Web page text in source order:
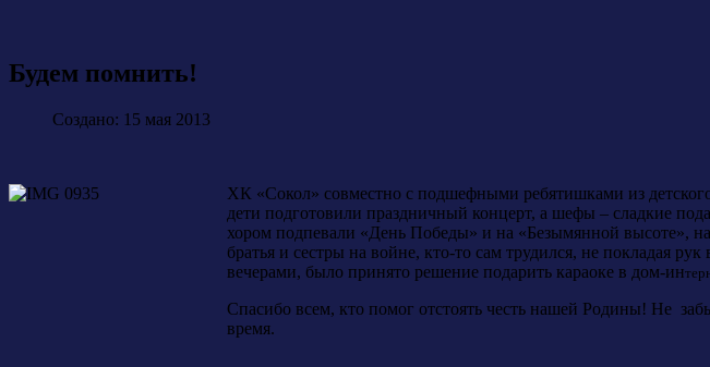
Будем помнить!
Создано: 15 мая 2013
ХК «Сокол» совместно с подшефными ребятишками из
дети подготовили праздничный концерт, а шефы – сладкие
хором подпевали «День Победы» и на «Безымянной высоте», на
братья и сестры на войне, кто-то сам трудился, не покладая
вечерами, было принято решение подарить караоке в дом-ин
Спасибо всем, кто помог отстоять честь нашей Родины! Не
время.